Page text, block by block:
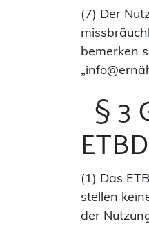
(7) Der
bemerken
§ 3
(1) Das
stellen
der